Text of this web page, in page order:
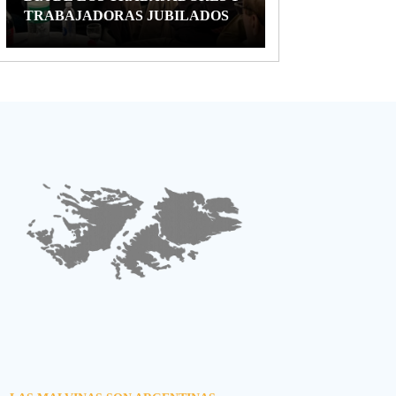
TRABAJADORAS JUBILADOS
DE APTA